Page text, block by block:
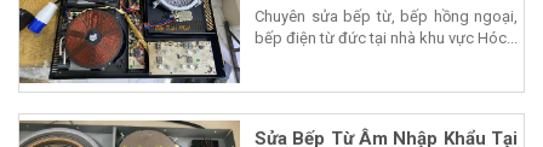
Chuyên sửa bếp từ, bếp hồng ngoại,
bếp điện từ đức tại nhà khu vực Hóc...
Sửa Bếp Từ Âm Nhập Khẩu Tại